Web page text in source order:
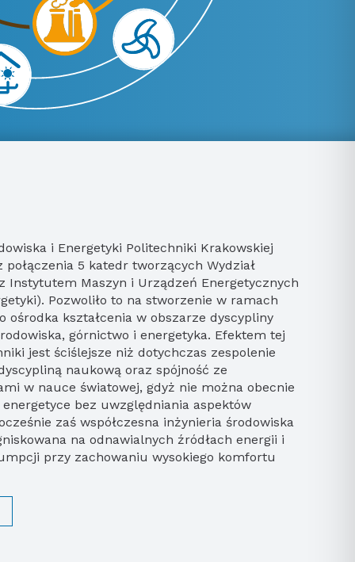
połączenia 5 katedr tworzących Wydział
Instytutem Maszyn i Urządzeń Energetycznych
Pozwoliło to na stworzenie w ramach
ośrodka kształcenia w obszarze dyscypliny
górnictwo i energetyka. Efektem tej
jest ściślejsze niż dotychczas zespolenie
naukową oraz spójność ze
w nauce światowej, gdyż nie można obecnie
bez uwzględniania aspektów
zaś współczesna inżynieria środowiska
na odnawialnych źródłach energii i
przy zachowaniu wysokiego komfortu